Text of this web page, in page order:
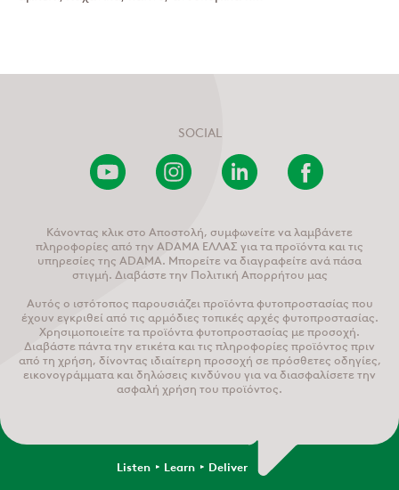
άλλες καλλιέργειες.
SOCIAL
Youtube
Channel
Instagram LinkedIn
Κάνοντας κλικ στο Αποστολή, συμφωνείτε να λαμβάνετε
πληροφορίες από την ADAMA ΕΛΛΑΣ για τα προϊόντα και τις
υπηρεσίες της ADAMA. Μπορείτε να διαγραφείτε ανά πάσα
στιγμή. Διαβάστε την Πολιτική Απορρήτου μας
Αυτός ο ιστότοπος παρουσιάζει προϊόντα φυτοπροστασίας που
έχουν εγκριθεί από τις αρμόδιες τοπικές αρχές φυτοπροστασίας.
Χρησιμοποιείτε τα προϊόντα φυτοπροστασίας με προσοχή.
Διαβάστε πάντα την ετικέτα και τις πληροφορίες προϊόντος πριν
από τη χρήση, δίνοντας ιδιαίτερη προσοχή σε πρόσθετες οδηγίες,
εικονογράμματα και δηλώσεις κινδύνου για να διασφαλίσετε την
ασφαλή χρήση του προϊόντος.
Listen Learn Deliver